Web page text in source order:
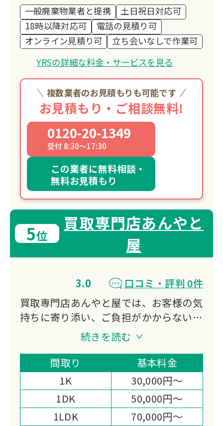
一般廃棄物業者と提携
土日祝日対応可
18時以降対応可
電話の見積り可
オンライン見積り可
立ち会いなしで作業可
YRSの詳細な料金・サービスを見る
複数業者のお見積もりも可能です
お見積もり・ご相談無料!
0120-20-1349
受付 8:30～17:30
この業者に無料相談・
無料お見積もり
5位
買取専門店あんやと
屋
3.0
口コミ・評判 0件
買取専門店あんやと屋では、お客様の気
持ちに寄り添い、ご負担がかからないよ
う全力でサポートいたします。
スピーディーなお見積りやまごころ込め
たサービスにより、高い満足度をいただ
いております。
遺品処分と同時に買取専門店ならではの
高価買取も可能ですので、お気軽に仰っ
てください。
続きを読む
間取り
基本料金
1K
30,000円～
1DK
50,000円～
1LDK
70,000円～